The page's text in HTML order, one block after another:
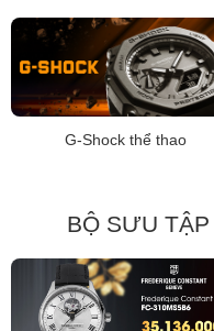
G-Shock thể thao
BỘ SƯU